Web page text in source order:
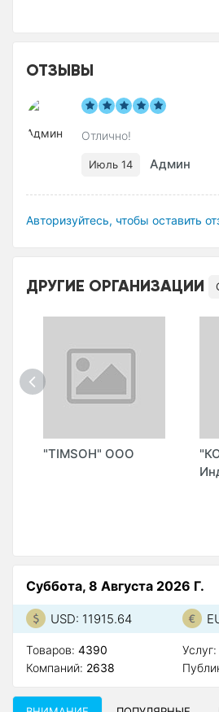
ОТЗЫВЫ
Отлично!
Июль 14 Админ
Авторизуйтесь, чтобы оставить
ДРУГИЕ ОРГАНИЗАЦИИ
"TIMSOH" ООО
Суббота, 8 Августа 2026 Г.
USD: 11915.64
Товаров: 4390
Компаний: 2638
Услуг: